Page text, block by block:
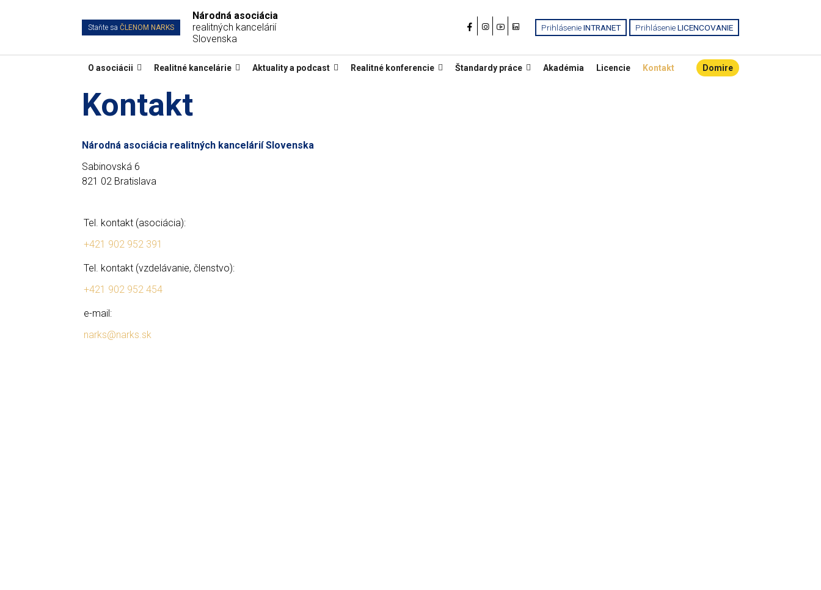
Staňte saČLENOM NARKS
Národná asociácia
realitných kancelárií
Slovenska
PrihlásenieINTRANET PrihlásenieLICENCOVANIE
O asociácii Realitné kancelárie Aktuality a podcast Realitné konferencie Štandardy práce Akadémia Licencie Kontakt Domire
Kontakt
Národná asociácia realitných kancelárií Slovenska
Sabinovská 6
821 02 Bratislava
Tel. kontakt (asociácia):
+421 902 952 391
Tel. kontakt (vzdelávanie, členstvo):
+421 902 952 454
e-mail:
narks@narks.sk